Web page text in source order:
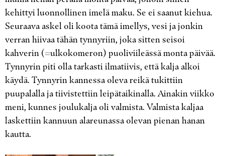
kehittyi luonnollinen imelä maku. Se ei saanut kiehua.
Seuraava askel oli koota tämä imellys, vesi ja jonkin
verran hiivaa tähän tynnyriin, joka sitten seisoi
kahverin (=ulkokomeron) puoliviileässä monta päivää.
Tynnyrin piti olla tarkasti ilmatiivis, että kalja alkoi
käydä. Tynnyrin kannessa oleva reikä tukittiin
puupalalla ja tiivistettiin leipätaikinalla. Ainakin viikko
meni, kunnes joulukalja oli valmista. Valmista kaljaa
laskettiin kannuun alareunassa olevan pienan hanan
kautta.